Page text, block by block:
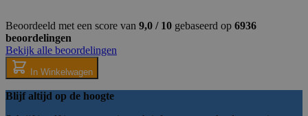
Beoordeeld met een score van 9,0 / 10 gebaseerd op 6936
beoordelingen
Bekijk alle beoordelingen
In Winkelwagen
Blijf altijd op de hoogte
mage-cache-sessid